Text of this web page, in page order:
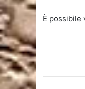
È possibile